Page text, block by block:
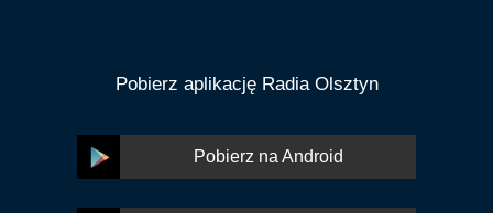
Pobierz aplikację Radia Olsztyn
Pobierz na Android